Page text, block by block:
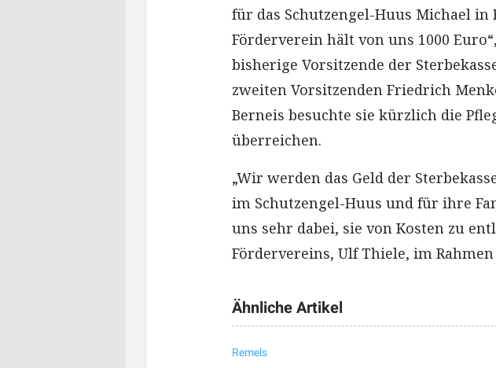
für das Schutzengel-Huus Michael in
Förderverein hält von uns 1000
bisherige Vorsitzende der
zweiten Vorsitzenden Friedrich
Berneis besuchte sie kürzlich die
überreichen.
„Wir werden das Geld der
im Schutzengel-Huus und für ihre
uns sehr dabei, sie von Kosten zu
Fördervereins, Ulf Thiele, im
Ähnliche Artikel
Remels